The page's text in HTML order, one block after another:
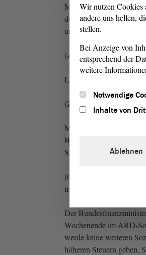
Ministerpräsidenten, der
der Bürger rund um die
und Druck auf Berlin
(Zurufe von der CDU: Ja!)
Leider Fehlanzeige.
(Zustimmung bei der
Meine Damen und
Brief, der die Sorge um
Sachsen-Anhalt enthält,
(Guido Kosmehl, FDP:
machen?)
Der
Wochenende im ARD-
werde keine weiteren
höheren Steuern geben.
Wir nutzen Cookies
andere uns helfen,
stellen.
Bei Anzeige von
entsprechend der
weitere
Notwendige
Inhalte von
Ablehnen